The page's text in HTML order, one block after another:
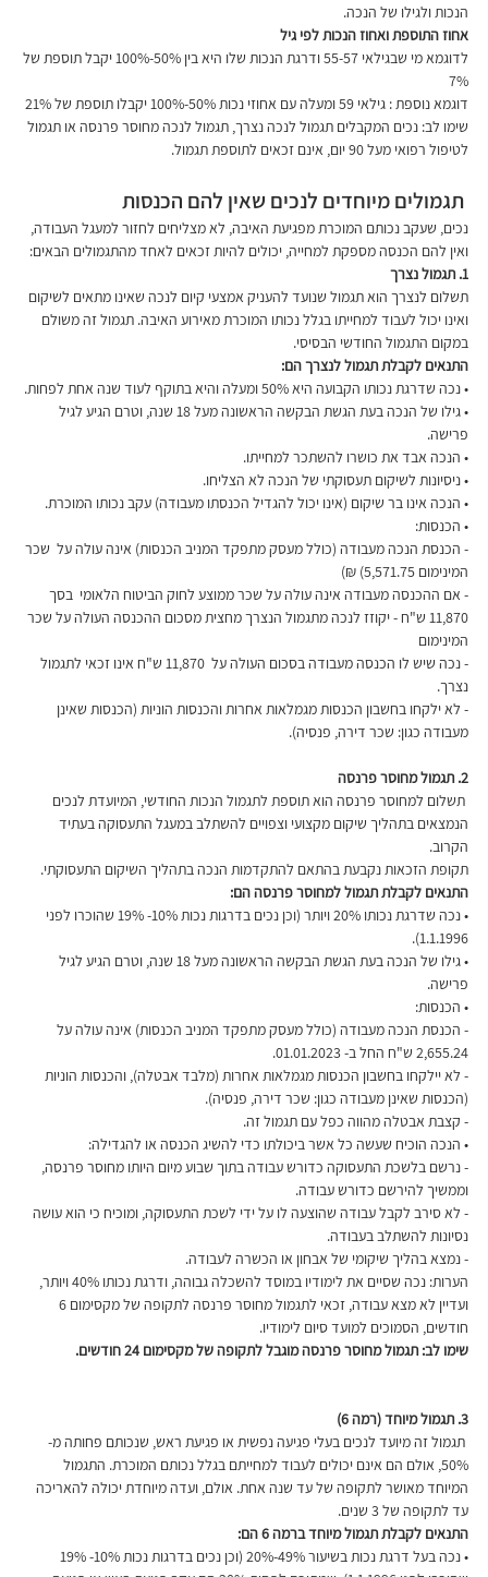
הנכות ולגילו של הנכה.
אחוז התוספת ואחוז הנכות לפי גיל
לדוגמא מי שבגילאי 55-57 ודרגת הנכות שלו היא בין 50%-100% יקבל תוספת של
7%
דוגמא נוספת : גילאי 59 ומעלה עם אחוזי נכות 50%-100% יקבלו תוספת של 21%
שימו לב: נכים המקבלים תגמול לנכה נצרך, תגמול לנכה מחוסר פרנסה או תגמול
לטיפול רפואי מעל 90 יום, אינם זכאים לתוספת תגמול.
תגמולים מיוחדים לנכים שאין להם הכנסות
נכים, שעקב נכותם המוכרת מפגיעת האיבה, לא מצליחים לחזור למעגל העבודה,
ואין להם הכנסה מספקת למחייה, יכולים להיות זכאים לאחד מהתגמולים הבאים:
1. תגמול נצרך
תשלום לנצרך הוא תגמול שנועד להעניק אמצעי קיום לנכה שאינו מתאים לשיקום
ואינו יכול לעבוד למחייתו בגלל נכותו המוכרת מאירוע האיבה. תגמול זה משולם
במקום התגמול החודשי הבסיסי.
התנאים לקבלת תגמול לנצרך הם:
• נכה שדרגת נכותו הקבועה היא 50% ומעלה והיא בתוקף לעוד שנה אחת לפחות.
• גילו של הנכה בעת הגשת הבקשה הראשונה מעל 18 שנה, וטרם הגיע לגיל
פרישה.
• הנכה אבד את כושרו להשתכר למחייתו.
• ניסיונות לשיקום תעסוקתי של הנכה לא הצליחו.
• הנכה אינו בר שיקום (אינו יכול להגדיל הכנסתו מעבודה) עקב נכותו המוכרת.
• הכנסות:
- הכנסת הנכה מעבודה (כולל מעסק מתפקד המניב הכנסות) אינה עולה על  שכר
המינימום 5,571.75) ₪)
- אם ההכנסה מעבודה אינה עולה על שכר ממוצע לחוק הביטוח הלאומי  בסך
11,870 ש"ח - יקוזז לנכה מתגמול הנצרך מחצית מסכום ההכנסה העולה על שכר
המינימום
- נכה שיש לו הכנסה מעבודה בסכום העולה על  11,870 ש"ח אינו זכאי לתגמול
נצרך.
- לא ילקחו בחשבון הכנסות מגמלאות אחרות והכנסות הוניות (הכנסות שאינן
מעבודה כגון: שכר דירה, פנסיה).
2. תגמול מחוסר פרנסה
תשלום למחוסר פרנסה הוא תוספת לתגמול הנכות החודשי, המיועדת לנכים
הנמצאים בתהליך שיקום מקצועי וצפויים להשתלב במעגל התעסוקה בעתיד
הקרוב.
תקופת הזכאות נקבעת בהתאם להתקדמות הנכה בתהליך השיקום התעסוקתי.
התנאים לקבלת תגמול למחוסר פרנסה הם:
• נכה שדרגת נכותו 20% ויותר (וכן נכים בדרגות נכות 10%- 19% שהוכרו לפני
1.1.1996).
• גילו של הנכה בעת הגשת הבקשה הראשונה מעל 18 שנה, וטרם הגיע לגיל
פרישה.
• הכנסות:
- הכנסת הנכה מעבודה (כולל מעסק מתפקד המניב הכנסות) אינה עולה על
2,655.24 ש"ח החל ב- 01.01.2023.
- לא יילקחו בחשבון הכנסות מגמלאות אחרות (מלבד אבטלה), והכנסות הוניות
(הכנסות שאינן מעבודה כגון: שכר דירה, פנסיה).
- קצבת אבטלה מהווה כפל עם תגמול זה.
• הנכה הוכיח שעשה כל אשר ביכולתו כדי להשיג הכנסה או להגדילה:
- נרשם בלשכת התעסוקה כדורש עבודה בתוך שבוע מיום היותו מחוסר פרנסה,
וממשיך להירשם כדורש עבודה.
- לא סירב לקבל עבודה שהוצעה לו על ידי לשכת התעסוקה, ומוכיח כי הוא עושה
נסיונות להשתלב בעבודה.
- נמצא בהליך שיקומי של אבחון או הכשרה לעבודה.
הערות: נכה שסיים את לימודיו במוסד להשכלה גבוהה, ודרגת נכותו 40% ויותר,
ועדיין לא מצא עבודה, זכאי לתגמול מחוסר פרנסה לתקופה של מקסימום 6
חודשים, הסמוכים למועד סיום לימודיו.
שימו לב: תגמול מחוסר פרנסה מוגבל לתקופה של מקסימום 24 חודשים.
3. תגמול מיוחד (רמה 6)
תגמול זה מיועד לנכים בעלי פגיעה נפשית או פגיעת ראש, שנכותם פחותה מ-
50%, אולם הם אינם יכולים לעבוד למחייתם בגלל נכותם המוכרת. התגמול
המיוחד מאושר לתקופה של עד שנה אחת. אולם, ועדה מיוחדת יכולה להאריכה
עד לתקופה של 3 שנים.
התנאים לקבלת תגמול מיוחד ברמה 6 הם:
• נכה בעל דרגת נכות בשיעור 49%-20% (וכן נכים בדרגות נכות 10%- 19%